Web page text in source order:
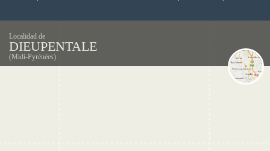
Localidad de
DIEUPENTALE
(Midi-Pyrénées)